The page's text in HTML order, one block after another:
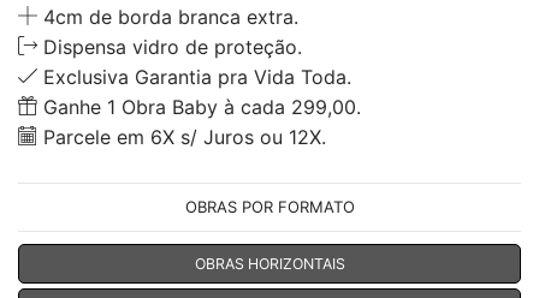
4cm de borda branca extra.
Dispensa vidro de proteção.
Exclusiva Garantia pra Vida Toda.
Ganhe 1 Obra Baby à cada 299,00.
Parcele em 6X s/ Juros ou 12X.
OBRAS POR FORMATO
OBRAS HORIZONTAIS